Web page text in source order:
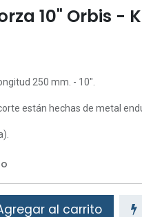
10" Orbis -
250 mm. - 10".
están hechas de metal
al carrito